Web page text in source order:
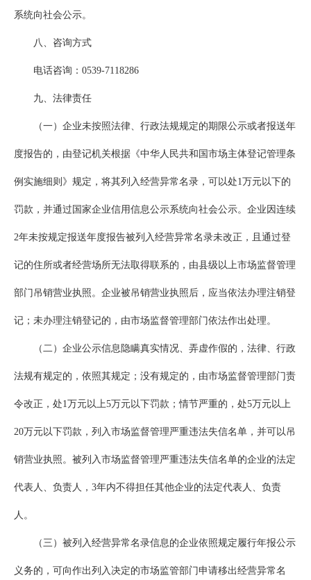
系统向社会公示。
八、咨询方式
电话咨询：0539-7118286
九、法律责任
（一）企业未按照法律、行政法规规定的期限公示或者报送年
度报告的，由登记机关根据《中华人民共和国市场主体登记管理条
例实施细则》规定，将其列入经营异常名录，可以处1万元以下的
罚款，并通过国家企业信用信息公示系统向社会公示。企业因连续
2年未按规定报送年度报告被列入经营异常名录未改正，且通过登
记的住所或者经营场所无法取得联系的，由县级以上市场监督管理
部门吊销营业执照。企业被吊销营业执照后，应当依法办理注销登
记；未办理注销登记的，由市场监督管理部门依法作出处理。
（二）企业公示信息隐瞒真实情况、弄虚作假的，法律、行政
法规有规定的，依照其规定；没有规定的，由市场监督管理部门责
令改正，处1万元以上5万元以下罚款；情节严重的，处5万元以上
20万元以下罚款，列入市场监督管理严重违法失信名单，并可以吊
销营业执照。被列入市场监督管理严重违法失信名单的企业的法定
代表人、负责人，3年内不得担任其他企业的法定代表人、负责
人。
（三）被列入经营异常名录信息的企业依照规定履行年报公示
义务的，可向作出列入决定的市场监管部门申请移出经营异常名